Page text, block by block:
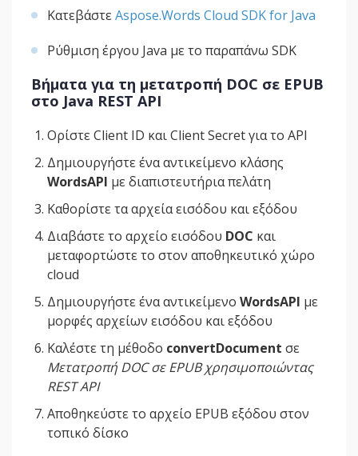
ΚατεβάστεAspose.Words Cloud SDK for Java
Ρύθμιση έργου Java με το παραπάνω SDK
Βήματα για τη μετατροπή DOC σε EPUB
στο Java REST API
Ορίστε Client ID και Client Secret για το API
Δημιουργήστε ένα αντικείμενο κλάσης
WordsAPI με διαπιστευτήρια πελάτη
Καθορίστε τα αρχεία εισόδου και εξόδου
Διαβάστε το αρχείο εισόδου DOC και
μεταφορτώστε το στον αποθηκευτικό χώρο
cloud
Δημιουργήστε ένα αντικείμενο WordsAPI με
μορφές αρχείων εισόδου και εξόδου
Καλέστε τη μέθοδο convertDocument σε
Μετατροπή DOC σε EPUB χρησιμοποιώντας
REST API
Αποθηκεύστε το αρχείο EPUB εξόδου στον
τοπικό δίσκο